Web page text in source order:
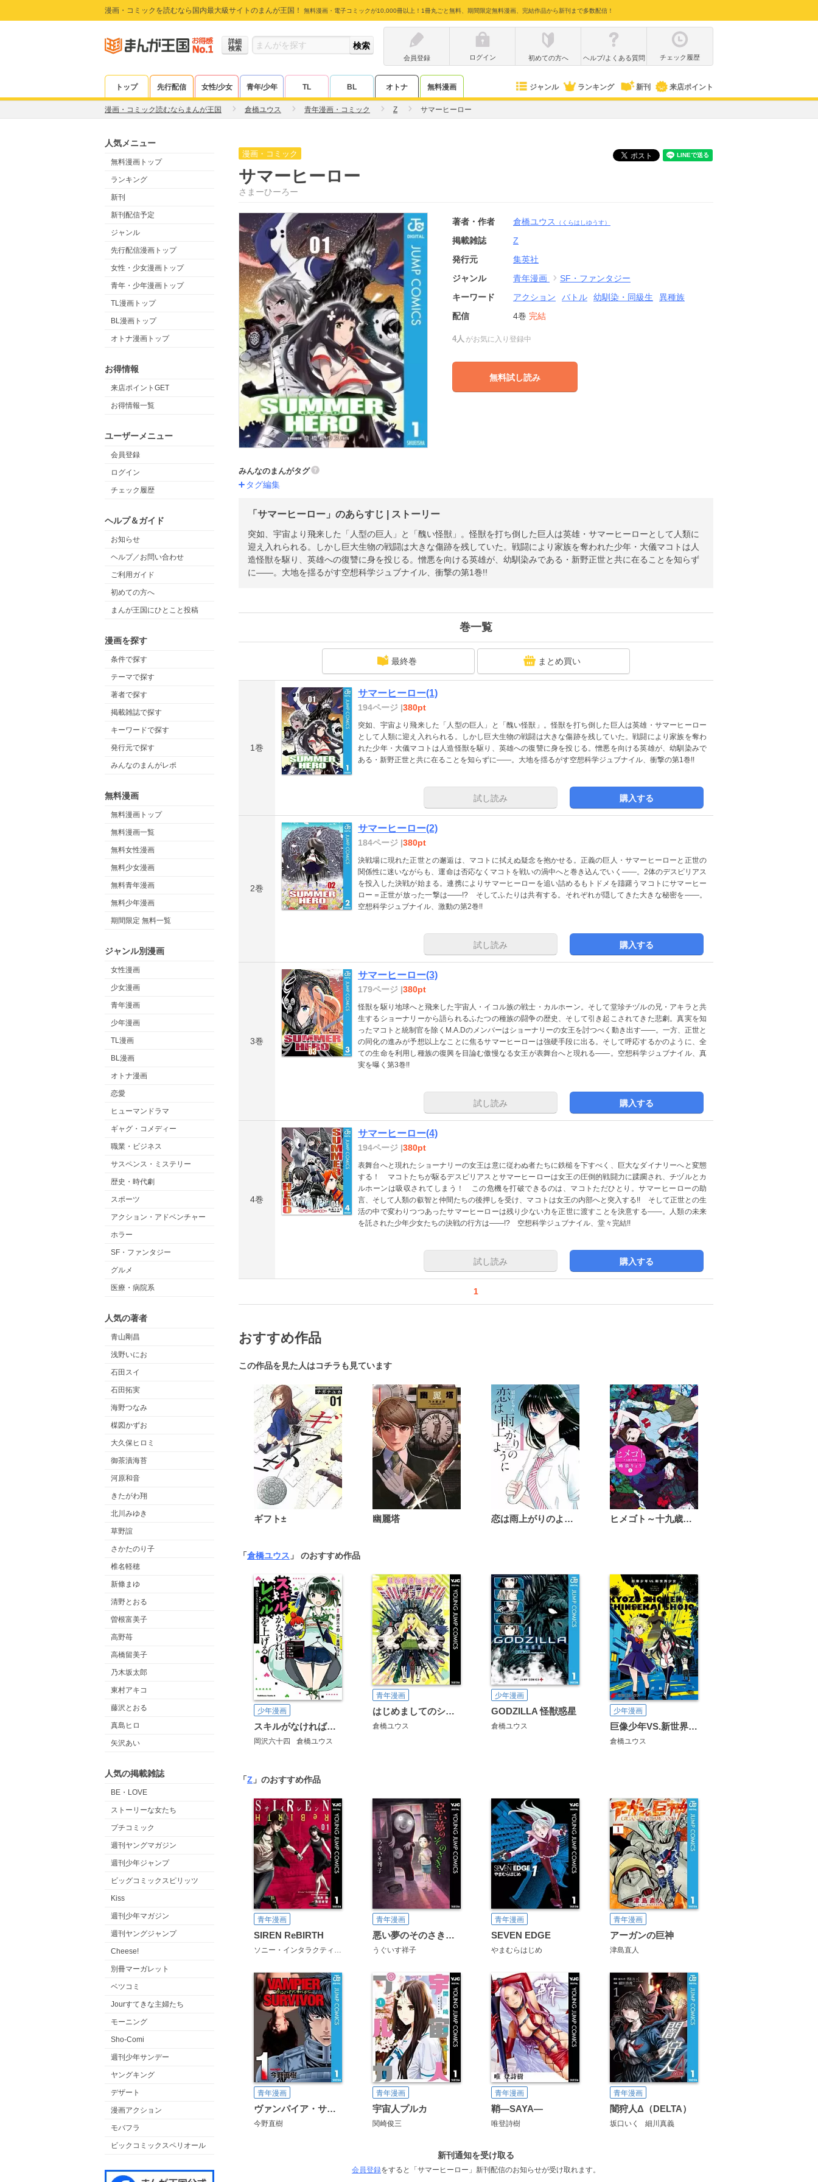
漫画・コミックを読むなら国内最大級サイトのまんが王国！ 無料漫画・電子コミックが10,000冊以上！1冊丸ごと無料、期間限定無料漫画、完結作品から新刊まで多数配信！
詳細
検索
会員登録
ログイン 初めての方へ ヘルプ/よくある質問 チェック履歴
トップ 先行配信 女性/少女 青年/少年 TL BL オトナ 無料漫画 ジャンル ランキング 新刊 来店ポイント
漫画・コミック読むならまんが王国 倉橋ユウス 青年漫画・コミック Z サマーヒーロー
人気メニュー
無料漫画トップ
ランキング
新刊
新刊配信予定
ジャンル
先行配信漫画トップ
女性・少女漫画トップ
青年・少年漫画トップ
TL漫画トップ
BL漫画トップ
オトナ漫画トップ
お得情報
来店ポイントGET
お得情報一覧
ユーザーメニュー
会員登録
ログイン
チェック履歴
ヘルプ＆ガイド
お知らせ
ヘルプ／お問い合わせ
ご利用ガイド
初めての方へ
まんが王国にひとこと投稿
漫画を探す
条件で探す
テーマで探す
著者で探す
掲載雑誌で探す
キーワードで探す
発行元で探す
みんなのまんがレポ
無料漫画
無料漫画トップ
無料漫画一覧
無料女性漫画
無料少女漫画
無料青年漫画
無料少年漫画
期間限定 無料一覧
ジャンル別漫画
女性漫画
少女漫画
青年漫画
少年漫画
TL漫画
BL漫画
オトナ漫画
恋愛
ヒューマンドラマ
ギャグ・コメディー
職業・ビジネス
サスペンス・ミステリー
歴史・時代劇
スポーツ
アクション・アドベンチャー
ホラー
SF・ファンタジー
グルメ
医療・病院系
人気の著者
青山剛昌
浅野いにお
石田スイ
石田拓実
海野つなみ
楳図かずお
大久保ヒロミ
御茶漬海苔
河原和音
きたがわ翔
北川みゆき
草野誼
さかたのり子
椎名軽穂
新條まゆ
清野とおる
曽根富美子
高野苺
高橋留美子
乃木坂太郎
東村アキコ
藤沢とおる
真島ヒロ
矢沢あい
人気の掲載雑誌
BE・LOVE
ストーリーな女たち
プチコミック
週刊ヤングマガジン
週刊少年ジャンプ
ビッグコミックスピリッツ
Kiss
週刊少年マガジン
週刊ヤングジャンプ
Cheese!
別冊マーガレット
ベツコミ
Jourすてきな主婦たち
モーニング
Sho-Comi
週刊少年サンデー
ヤングキング
デザート
漫画アクション
モバフラ
ビックコミックスペリオール
漫画・コミック
サマーヒーロー
さまーひーろー
著者・作者 倉橋ユウス （くらはしゆうす）
掲載雑誌
Z
発行元
集英社
ジャンル
青年漫画
SF・ファンタジー
キーワード
アクション バトル 幼馴染・同級生
異種族
配信
4巻 完結
4人 がお気に入り登録中
無料試し読み
みんなのまんがタグ
タグ編集
「サマーヒーロー」のあらすじ | ストーリー
突如、宇宙より飛来した「人型の巨人」と「醜い怪獣」。怪獣を打ち倒した巨人は英雄・サマーヒーローとして人類に
迎え入れられる。しかし巨大生物の戦闘は大きな傷跡を残していた。戦闘により家族を奪われた少年・大儀マコトは人
造怪獣を駆り、英雄への復讐に身を投じる。憎悪を向ける英雄が、幼馴染みである・新野正世と共に在ることを知らず
に――。大地を揺るがす空想科学ジュブナイル、衝撃の第1巻!!
巻一覧
最終巻 まとめ買い
1巻
サマーヒーロー(1)
194ページ |380pt
突如、宇宙より飛来した「人型の巨人」と「醜い怪獣」。怪獣を打ち倒した巨人は英雄・サマーヒーロー
として人類に迎え入れられる。しかし巨大生物の戦闘は大きな傷跡を残していた。戦闘により家族を奪わ
れた少年・大儀マコトは人造怪獣を駆り、英雄への復讐に身を投じる。憎悪を向ける英雄が、幼馴染みで
ある・新野正世と共に在ることを知らずに――。大地を揺るがす空想科学ジュブナイル、衝撃の第1巻!!
試し読み 購入する
2巻
サマーヒーロー(2)
184ページ |380pt
決戦場に現れた正世との邂逅は、マコトに拭えぬ疑念を抱かせる。正義の巨人・サマーヒーローと正世の
関係性に迷いながらも、運命は否応なくマコトを戦いの渦中へと巻き込んでいく――。2体のデスピリアス
を投入した決戦が始まる。連携によりサマーヒーローを追い詰めるもトドメを躊躇うマコトにサマーヒー
ロー＝正世が放った一撃は――!? そしてふたりは共有する。それぞれが隠してきた大きな秘密を――。
空想科学ジュブナイル、激動の第2巻!!
試し読み 購入する
3巻
サマーヒーロー(3)
179ページ |380pt
怪獣を駆り地球へと飛来した宇宙人・イコル族の戦士・カルホーン。そして堂珍チヅルの兄・アキラと共
生するショーナリーから語られるふたつの種族の闘争の歴史、そして引き起こされてきた悲劇。真実を知
ったマコトと統制官を除くM.A.Dのメンバーはショーナリーの女王を討つべく動き出す――。一方、正世と
の同化の進みが予想以上なことに焦るサマーヒーローは強硬手段に出る。そして呼応するかのように、全
ての生命を利用し種族の復興を目論む傲慢なる女王が表舞台へと現れる――。空想科学ジュブナイル、真
実を曝く第3巻!!
試し読み 購入する
4巻
サマーヒーロー(4)
194ページ |380pt
表舞台へと現れたショーナリーの女王は意に従わぬ者たちに鉄槌を下すべく、巨大なダイナリーへと変態
する！ マコトたちが駆るデスピリアスとサマーヒーローは女王の圧倒的戦闘力に蹂躙され、チヅルとカ
ルホーンは吸収されてしまう！ この危機を打破できるのは、マコトただひとり。サマーヒーローの助
言、そして人類の叡智と仲間たちの後押しを受け、マコトは女王の内部へと突入する!! そして正世との生
活の中で変わりつつあったサマーヒーローは残り少ない力を正世に渡すことを決意する――。人類の未来
を託された少年少女たちの決戦の行方は――!? 空想科学ジュブナイル、堂々完結!!
試し読み 購入する
1
おすすめ作品
この作品を見た人はコチラも見ています
ギフト± 幽麗塔 恋は雨上がりのように ヒメゴト～十九歳の制服～
「倉橋ユウス 」 のおすすめ作品
少年漫画
スキルがなければレベルを上げる
岡沢六十四 倉橋ユウス
青年漫画
はじめましてのシルヴァンドル
倉橋ユウス
少年漫画
GODZILLA 怪獣惑星
倉橋ユウス
少年漫画
巨像少年VS.新世界少女
倉橋ユウス
「Z 」のおすすめ作品
青年漫画
SIREN ReBIRTH
ソニー・インタラクティブエンタテインメント Project SIREN team 酒井義 浅田有皆
青年漫画
悪い夢のそのさき…
うぐいす祥子
青年漫画
SEVEN EDGE
やまむらはじめ
青年漫画
アーガンの巨神
津島直人
青年漫画
ヴァンパイア・サバイバー
今野直樹
青年漫画
宇宙人プルカ
関崎俊三
青年漫画
鞘―SAYA―
唯登詩樹
青年漫画
闇狩人Δ（DELTA）
坂口いく 細川真義
新刊通知を受け取る
会員登録をすると「サマーヒーロー」新刊配信のお知らせが受け取れます。